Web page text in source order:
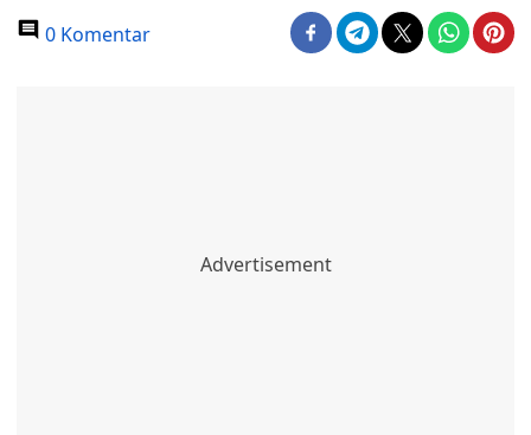
0 Komentar